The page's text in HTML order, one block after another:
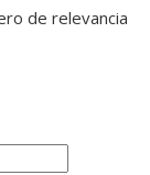
de relevancia